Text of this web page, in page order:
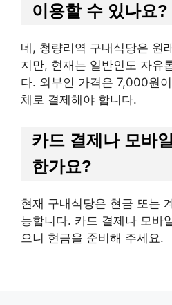
이용할 수 있나요?
네, 청량리역 구내식당은 원
지만, 현재는 일반인도 자유
다. 외부인 가격은 7,000원
체로 결제해야 합니다.
카드 결제나 모바
한가요?
현재 구내식당은 현금 또는
능합니다. 카드 결제나 모바
으니 현금을 준비해 주세요.